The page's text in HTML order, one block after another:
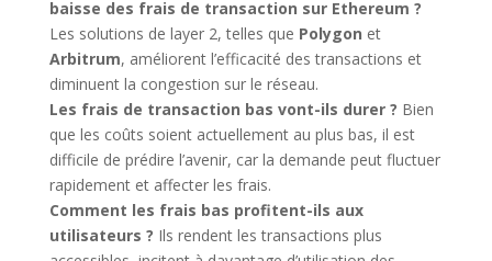
baisse des frais de transaction sur Ethereum ?
Les solutions de layer 2, telles que Polygon et
Arbitrum, améliorent l’efficacité des transactions et
diminuent la congestion sur le réseau.
Les frais de transaction bas vont-ils durer ? Bien
que les coûts soient actuellement au plus bas, il est
difficile de prédire l’avenir, car la demande peut fluctuer
rapidement et affecter les frais.
Comment les frais bas profitent-ils aux
utilisateurs ? Ils rendent les transactions plus